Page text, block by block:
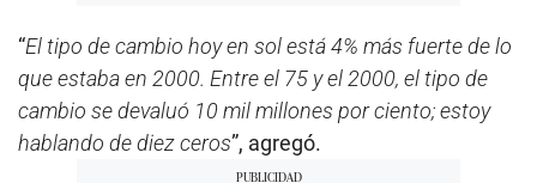
“El tipo de cambio hoy en sol está 4% más fuerte de lo
que estaba en 2000. Entre el 75 y el 2000, el tipo de
cambio se devaluó 10 mil millones por ciento; estoy
hablando de diez ceros”, agregó.